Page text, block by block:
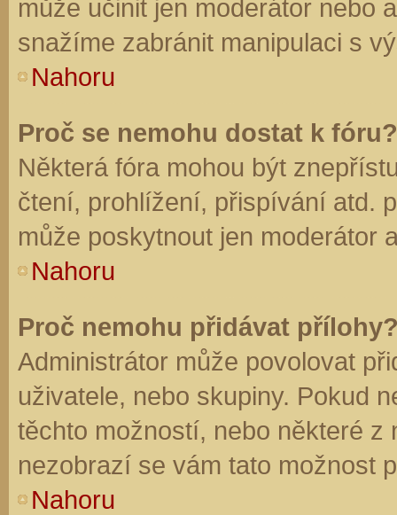
může učinit jen moderátor nebo
snažíme zabránit manipulaci s
Nahoru
Proč se nemohu dostat k fóru?
Některá fóra mohou být
čtení, prohlížení, přispívání atd.
může poskytnout jen moderátor
Nahoru
Proč nemohu přidávat
Administrátor může povolovat
uživatele, nebo skupiny. Pokud
těchto možností, nebo některé z
nezobrazí se vám tato možnost
Nahoru